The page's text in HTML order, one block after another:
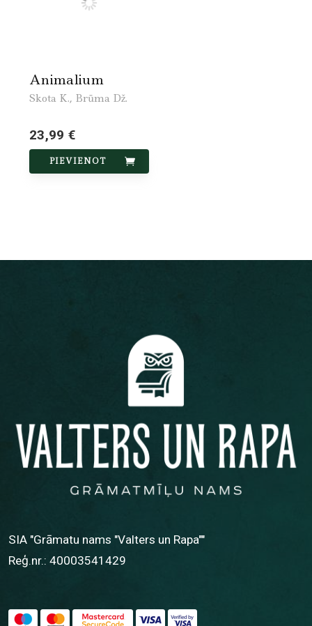
Animalium
Skota K., Brūma Dž.
23,99 €
PIEVIENOT
SIA "Grāmatu nams "Valters un Rapa""
Reģ.nr.: 40003541429